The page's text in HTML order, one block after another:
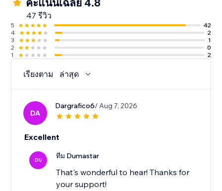
47 รีวิว
5
42
4
2
3
1
2
0
1
2
เรียงตาม ล่าสุด
DA
Dargrafico6/ Aug 7, 2026
Excellent
DU ทีม Dumastar
That's wonderful to hear! Thanks for
your support!